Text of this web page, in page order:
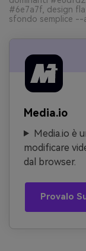
#6e7a7f, design
sfondo semplice --
Media.io
Media.io è
modificare
dal browser.
Provalo